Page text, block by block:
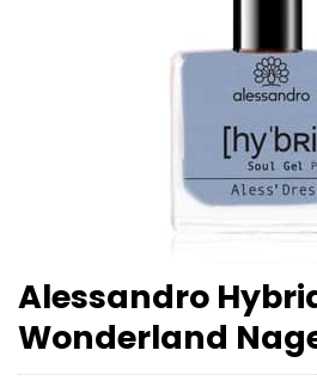
Alessandro
Wonderland